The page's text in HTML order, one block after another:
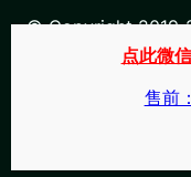
© Copyright 2019-
点此微
售前